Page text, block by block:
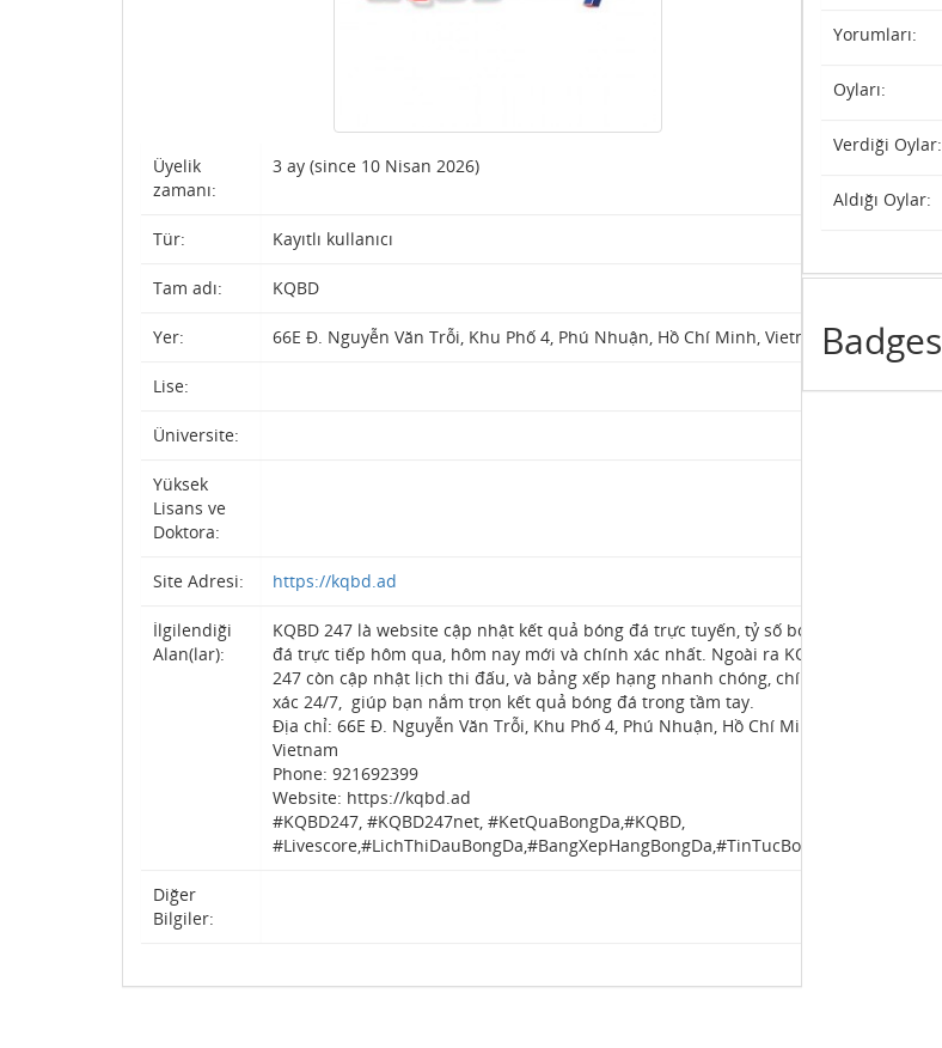
Üyelik
zamanı:
3 ay (since 10 Nisan 2026)
Tür: Kayıtlı kullanıcı
Tam adı: KQBD
Yer: 66E Đ. Nguyễn Văn Trỗi, Khu Phố 4, Phú Nhuận, Hồ Chí Minh, Vietnam
Lise:
Üniversite:
Yüksek
Lisans ve
Doktora:
Site Adresi: https://kqbd.ad
İlgilendiği
Alan(lar):
KQBD 247 là website cập nhật kết quả bóng đá trực tuyến, tỷ số bóng
đá trực tiếp hôm qua, hôm nay mới và chính xác nhất. Ngoài ra KQBD
247 còn cập nhật lịch thi đấu, và bảng xếp hạng nhanh chóng, chính
xác 24/7, giúp bạn nắm trọn kết quả bóng đá trong tầm tay.
Địa chỉ: 66E Đ. Nguyễn Văn Trỗi, Khu Phố 4, Phú Nhuận, Hồ Chí Minh,
Vietnam
Phone: 921692399
Website: https://kqbd.ad
#KQBD247, #KQBD247net, #KetQuaBongDa,#KQBD,
#Livescore,#LichThiDauBongDa,#BangXepHangBongDa,#TinTucBongDa
Diğer
Bilgiler:
Yorumları:
Oyları:
Verdiği Oylar:
Aldığı Oylar:
Badges